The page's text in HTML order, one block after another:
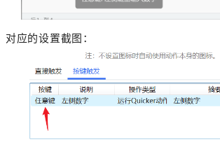
对应的设置截图：